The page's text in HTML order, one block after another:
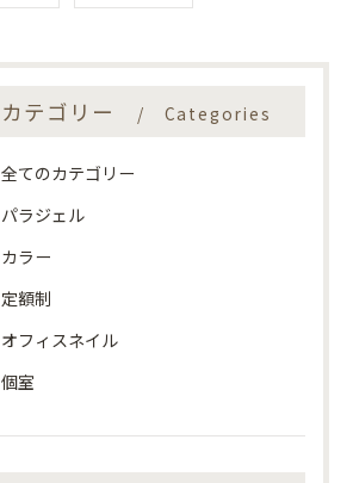
カテゴリー Categories
全てのカテゴリー
パラジェル
カラー
定額制
オフィスネイル
個室